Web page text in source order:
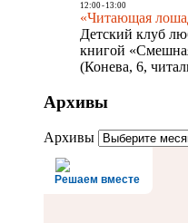
12:00- 13:00
«Читающая
Детский клуб
книгой
(Конева, 6,
Архивы
Архивы
Решаем вместе